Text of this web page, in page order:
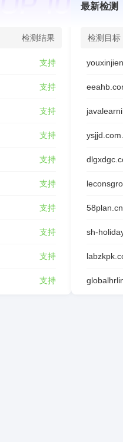
检测结果
支持
支持
支持
支持
支持
支持
支持
支持
支持
支持
最新检测
检测目标
58plan.cn
sh-